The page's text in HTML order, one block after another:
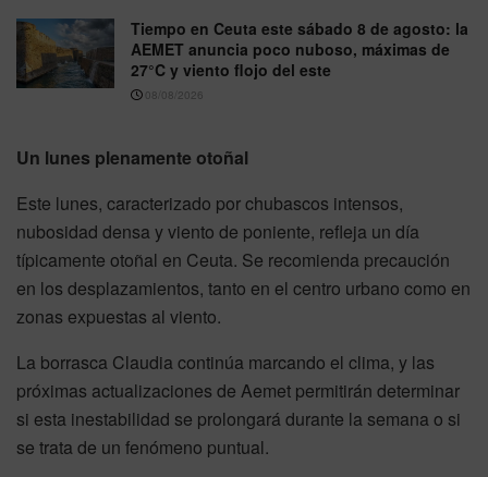
Tiempo en Ceuta este sábado 8 de agosto: la
AEMET anuncia poco nuboso, máximas de
27°C y viento flojo del este
08/08/2026
Un lunes plenamente otoñal
Este lunes, caracterizado por chubascos intensos,
nubosidad densa y viento de poniente, refleja un día
típicamente otoñal en Ceuta. Se recomienda precaución
en los desplazamientos, tanto en el centro urbano como en
zonas expuestas al viento.
La borrasca Claudia continúa marcando el clima, y las
próximas actualizaciones de Aemet permitirán determinar
si esta inestabilidad se prolongará durante la semana o si
se trata de un fenómeno puntual.